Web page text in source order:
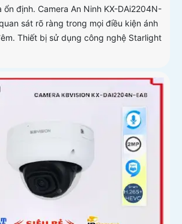
định. Camera An Ninh KX-DAi2204N-
sát rõ ràng trong mọi điều kiện ánh
Thiết bị sử dụng công nghệ Starlight